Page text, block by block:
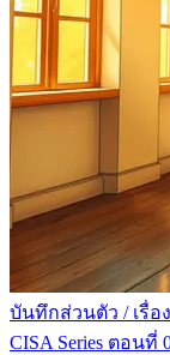
บันทึกส่วนตัว / เรื่อ
CISA Series ตอนที่